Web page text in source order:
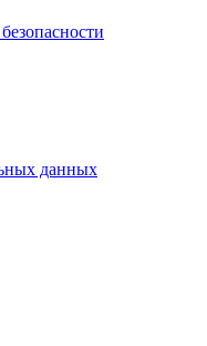
данных